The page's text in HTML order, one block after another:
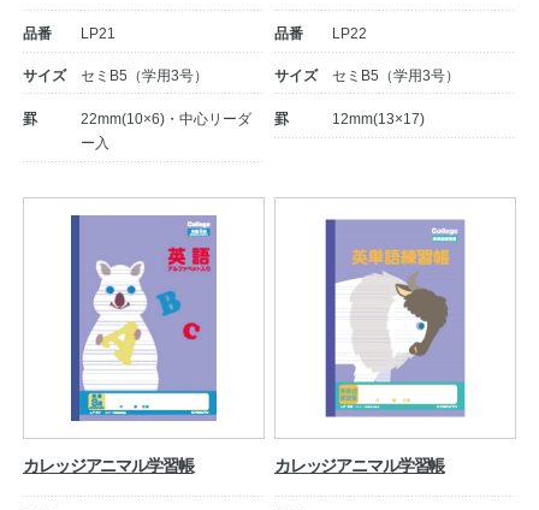
品番 LP21
サイズ セミB5（学用3号）
罫
22mm(10×6)・中心リーダ
ー入
品番 LP22
サイズ セミB5（学用3号）
罫 12mm(13×17)
カレッジアニマル学習帳 カレッジアニマル学習帳